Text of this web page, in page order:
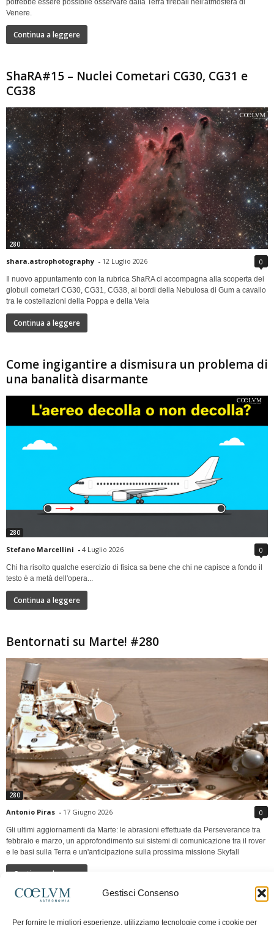
Gestisci Consenso
Per fornire le migliori esperienze, utilizziamo tecnologie come i cookie per
Venere.
Continua a leggere
ShaRA#15 – Nuclei Cometari CG30, CG31 e
CG38
280
shara.astrophotography - 12 Luglio 2026 0
Il nuovo appuntamento con la rubrica ShaRA ci accompagna alla scoperta dei
globuli cometari CG30, CG31, CG38, ai bordi della Nebulosa di Gum a cavallo
tra le costellazioni della Poppa e della Vela
Continua a leggere
Come ingigantire a dismisura un problema di
una banalità disarmante
280
Stefano Marcellini - 4 Luglio 2026 0
Chi ha risolto qualche esercizio di fisica sa bene che chi ne capisce a fondo il
testo è a metà dell'opera...
Continua a leggere
Bentornati su Marte! #280
280
Antonio Piras - 17 Giugno 2026 0
Gli ultimi aggiornamenti da Marte: le abrasioni effettuate da Perseverance tra
febbraio e marzo, un approfondimento sui sistemi di comunicazione tra il rover
e le basi sulla Terra e un'anticipazione sulla prossima missione Skyfall
Continua a leggere